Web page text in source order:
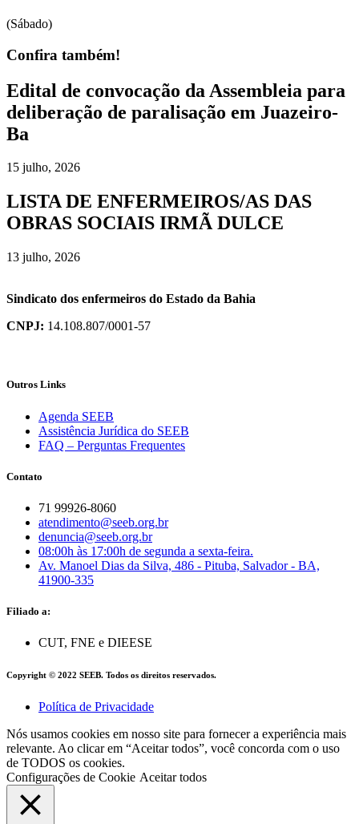
(Sábado)
Confira também!
Edital de convocação da Assembleia para
deliberação de paralisação em Juazeiro-
Ba
15 julho, 2026
LISTA DE ENFERMEIROS/AS DAS
OBRAS SOCIAIS IRMÃ DULCE
13 julho, 2026
Sindicato dos enfermeiros do Estado da Bahia
CNPJ: 14.108.807/0001-57
Outros Links
Agenda SEEB
Assistência Jurídica do SEEB
FAQ – Perguntas Frequentes
Contato
71 99926-8060
atendimento@seeb.org.br
denuncia@seeb.org.br
08:00h às 17:00h de segunda a sexta-feira.
Av. Manoel Dias da Silva, 486 - Pituba, Salvador - BA,
41900-335
Filiado a:
CUT, FNE e DIEESE
Copyright © 2022 SEEB. Todos os direitos reservados.
Política de Privacidade
Nós usamos cookies em nosso site para fornecer a experiência mais
relevante. Ao clicar em “Aceitar todos”, você concorda com o uso
de TODOS os cookies.
Configurações de Cookie Aceitar todos